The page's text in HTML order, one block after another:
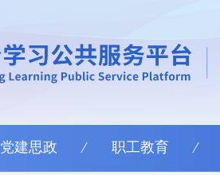
党建思政 职工教育